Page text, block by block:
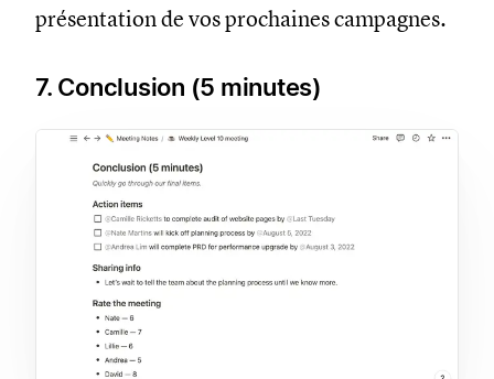
présentation de vos prochaines campagnes.
7. Conclusion (5 minutes)